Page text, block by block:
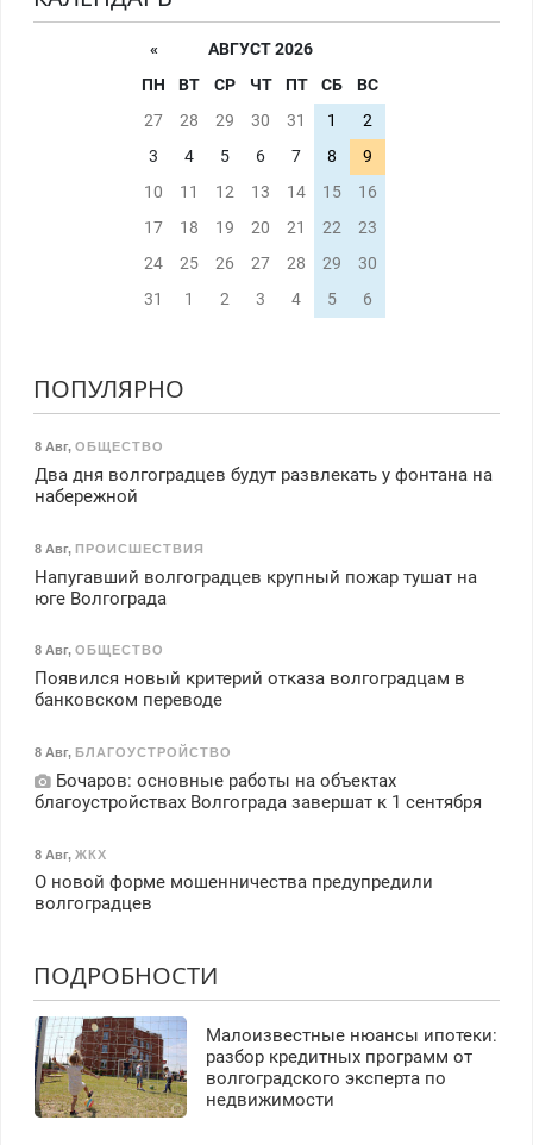
«
АВГУСТ 2026
ПН
ВТ СР ЧТ ПТ СБ
ВС
27
28 29 30 31 1
2
3
4 5 6 7 8
9
10
11 12 13 14 15
16
17
18 19 20 21 22
23
24
25 26 27 28 29
30
31
1 2 3 4 5 6
ПОПУЛЯРНО
8 Авг, ОБЩЕСТВО
Два дня волгоградцев будут развлекать у фонтана на
набережной
8 Авг, ПРОИСШЕСТВИЯ
Напугавший волгоградцев крупный пожар тушат на
юге Волгограда
8 Авг, ОБЩЕСТВО
Появился новый критерий отказа волгоградцам в
банковском переводе
8 Авг, БЛАГОУСТРОЙСТВО
Бочаров: основные работы на объектах
благоустройствах Волгограда завершат к 1 сентября
8 Авг, ЖКХ
О новой форме мошенничества предупредили
волгоградцев
ПОДРОБНОСТИ
Малоизвестные нюансы ипотеки:
разбор кредитных программ от
волгоградского эксперта по
недвижимости